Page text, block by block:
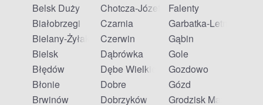
Belsk Duży
Białobrzegi
Bielany-Żyłaki
Bielsk
Błędów
Błonie
Brwinów
Chotcza-Józefów
Czarnia
Czerwin
Dąbrówka
Dębe Wielkie
Dobre
Dobrzyków
Falenty
Garbatka-Letnisko
Gąbin
Gole
Gozdowo
Gózd
Grodzisk Mazowiecki